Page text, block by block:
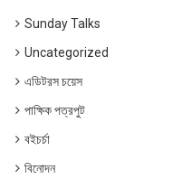
Sunday Talks
Uncategorized
এডিটরস চয়েস
পাক্ষিক পত্রপুট
বইচর্চা
বিনোদন